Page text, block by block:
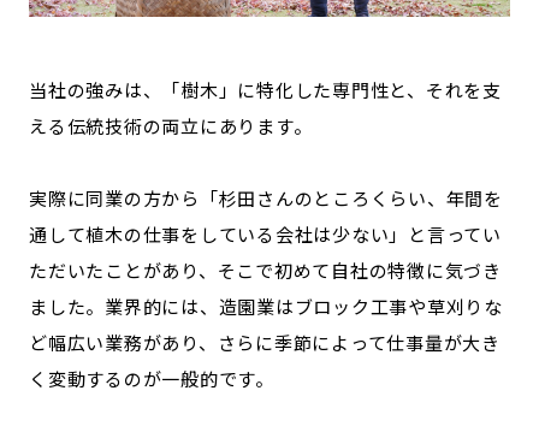
当社の強みは、「樹木」に特化した専門性と、それを支
える伝統技術の両立にあります。
実際に同業の方から「杉田さんのところくらい、年間を
通して植木の仕事をしている会社は少ない」と言ってい
ただいたことがあり、そこで初めて自社の特徴に気づき
ました。業界的には、造園業はブロック工事や草刈りな
ど幅広い業務があり、さらに季節によって仕事量が大き
く変動するのが一般的です。